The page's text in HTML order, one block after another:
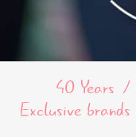
40 Years
Exclusive brands